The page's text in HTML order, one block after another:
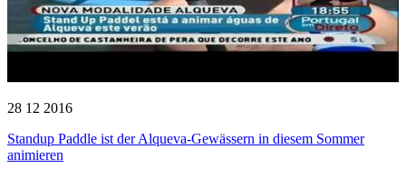
28 12 2016
Standup Paddle ist der Alqueva-Gewässern in diesem Sommer
animieren